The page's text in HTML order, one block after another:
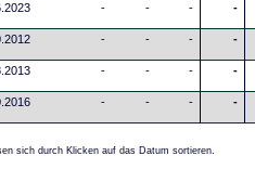
- - - -
- - - -
- - - -
- - - -
sich durch Klicken auf das Datum sortieren.